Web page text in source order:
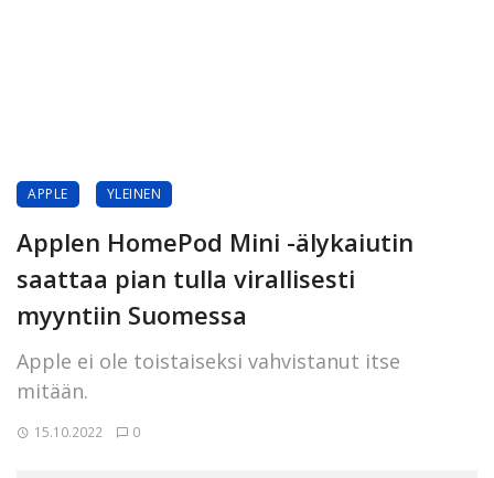
APPLE YLEINEN
Applen HomePod Mini -älykaiutin
saattaa pian tulla virallisesti
myyntiin Suomessa
Apple ei ole toistaiseksi vahvistanut itse
mitään.
15.10.2022 0